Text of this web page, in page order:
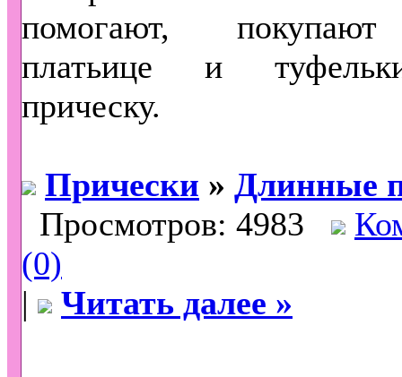
помогают, покупают
платьице и
прическу.
Прически » Длинные
Просмотров: 4983
(0)
|
Читать далее »